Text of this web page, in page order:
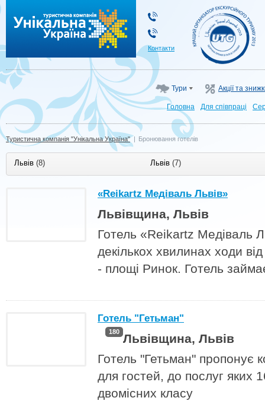
Контакти
Тури Акції та
Головна Для cпівпраці
Туристична компанія "Унікальна Україна" | Бронювання готелів
Львів (8) Львів (7)
«Reikartz Медіваль Львів»
Львівщина, Львів
Готель «Reikartz Медіваль
декількох хвилинах ходи
- площі Ринок. Готель
Готель "Гетьман"
180 Львівщина, Львів
Готель "Гетьман" пропонує
для гостей, до послуг яких
двомісних класу